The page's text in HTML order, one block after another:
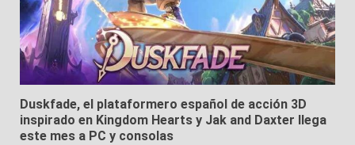
Duskfade, el plataformero español de acción 3D
inspirado en Kingdom Hearts y Jak and Daxter llega
este mes a PC y consolas